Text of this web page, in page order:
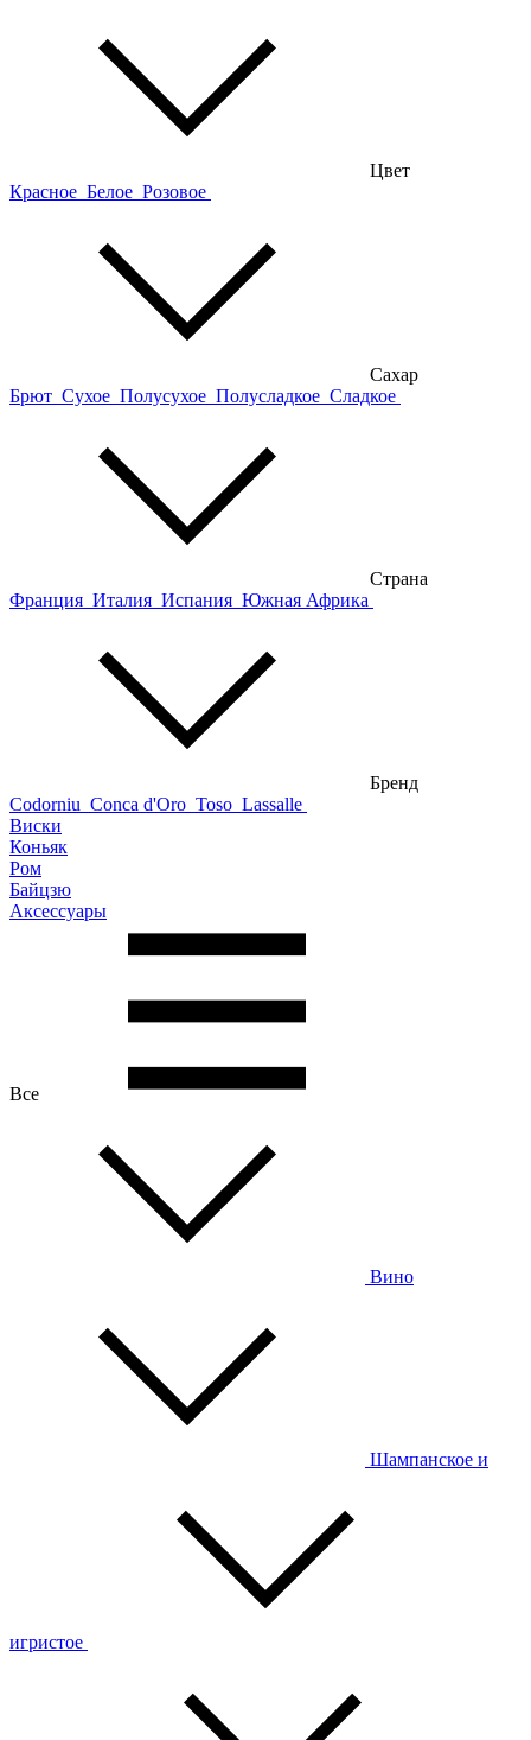
Цвет
Красное Белое Розовое
Сахар
Брют Сухое Полусухое Полусладкое Сладкое
Страна
Франция Италия Испания Южная Африка
Бренд
Codorniu Conca d'Oro Toso Lassalle
Виски
Коньяк
Ром
Байцзю
Аксессуары
Все
Вино
Шампанское и
игристое